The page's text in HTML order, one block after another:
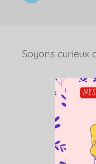
i
I
n
Soyons curieux